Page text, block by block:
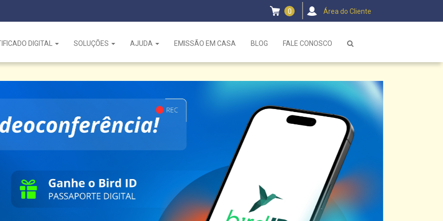
0 Área do Cliente
DIGITAL SOLUÇÕES AJUDA EMISSÃO EM CASA BLOG FALE CONOSCO